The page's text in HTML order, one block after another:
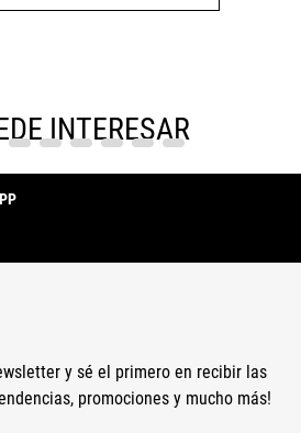
INTERESAR
y sé el primero en recibir las
promociones y mucho más!